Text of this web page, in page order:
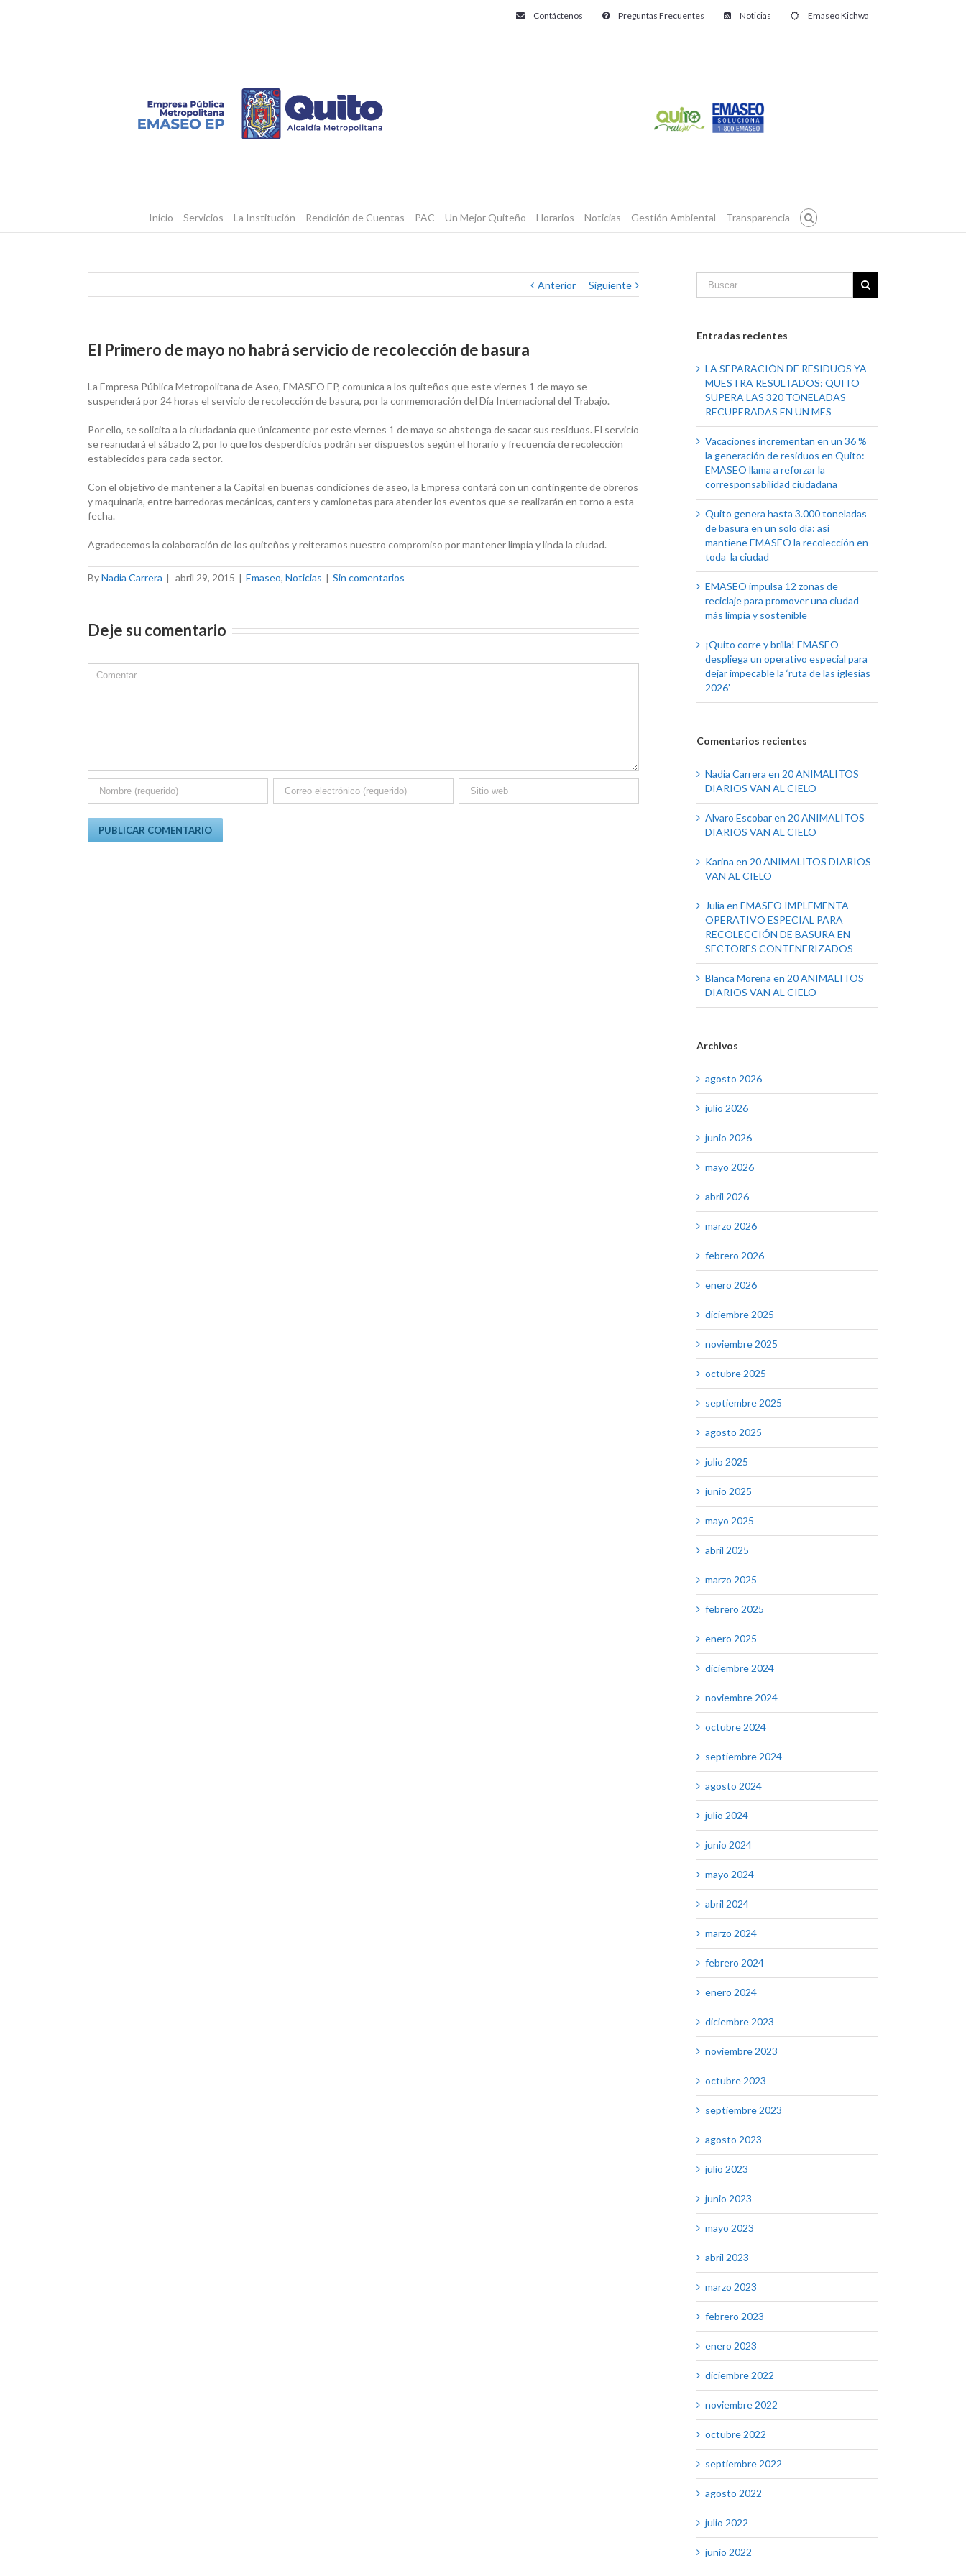
Contáctenos Preguntas Frecuentes Noticias Emaseo Kichwa
Inicio Servicios La Institución Rendición de Cuentas PAC Un Mejor Quiteño Horarios Noticias Gestión Ambiental Transparencia
Anterior Siguiente
El Primero de mayo no habrá servicio de recolección de basura
La Empresa Pública Metropolitana de Aseo, EMASEO EP, comunica a los quiteños que este viernes 1 de mayo se
suspenderá por 24 horas el servicio de recolección de basura, por la conmemoración del Día Internacional del Trabajo.
Por ello, se solicita a la ciudadanía que únicamente por este viernes 1 de mayo se abstenga de sacar sus residuos. El servicio
se reanudará el sábado 2, por lo que los desperdicios podrán ser dispuestos según el horario y frecuencia de recolección
establecidos para cada sector.
Con el objetivo de mantener a la Capital en buenas condiciones de aseo, la Empresa contará con un contingente de obreros
y maquinaria, entre barredoras mecánicas, canters y camionetas para atender los eventos que se realizarán en torno a esta
fecha.
Agradecemos la colaboración de los quiteños y reiteramos nuestro compromiso por mantener limpia y linda la ciudad.
ByNadia Carrera | abril 29, 2015 | Emaseo, Noticias | Sin comentarios
Deje su comentario
Comment
Entradas recientes
LA SEPARACIÓN DE RESIDUOS YA
MUESTRA RESULTADOS: QUITO
SUPERA LAS 320 TONELADAS
RECUPERADAS EN UN MES
Vacaciones incrementan en un 36 %
la generación de residuos en Quito:
EMASEO llama a reforzar la
corresponsabilidad ciudadana
Quito genera hasta 3.000 toneladas
de basura en un solo día: así
mantiene EMASEO la recolección en
toda la ciudad
EMASEO impulsa 12 zonas de
reciclaje para promover una ciudad
más limpia y sostenible
¡Quito corre y brilla! EMASEO
despliega un operativo especial para
dejar impecable la ‘ruta de las iglesias
2026’
Comentarios recientes
Nadia Carrera en 20 ANIMALITOS
DIARIOS VAN AL CIELO
Alvaro Escobaren 20 ANIMALITOS
DIARIOS VAN AL CIELO
Karina en 20 ANIMALITOS DIARIOS
VAN AL CIELO
Julia en EMASEO IMPLEMENTA
OPERATIVO ESPECIAL PARA
RECOLECCIÓN DE BASURA EN
SECTORES CONTENERIZADOS
Blanca Morena en 20 ANIMALITOS
DIARIOS VAN AL CIELO
Archivos
agosto 2026
julio 2026
junio 2026
mayo 2026
abril 2026
marzo 2026
febrero 2026
enero 2026
diciembre 2025
noviembre 2025
octubre 2025
septiembre 2025
agosto 2025
julio 2025
junio 2025
mayo 2025
abril 2025
marzo 2025
febrero 2025
enero 2025
diciembre 2024
noviembre 2024
octubre 2024
septiembre 2024
agosto 2024
julio 2024
junio 2024
mayo 2024
abril 2024
marzo 2024
febrero 2024
enero 2024
diciembre 2023
noviembre 2023
octubre 2023
septiembre 2023
agosto 2023
julio 2023
junio 2023
mayo 2023
abril 2023
marzo 2023
febrero 2023
enero 2023
diciembre 2022
noviembre 2022
octubre 2022
septiembre 2022
agosto 2022
julio 2022
junio 2022